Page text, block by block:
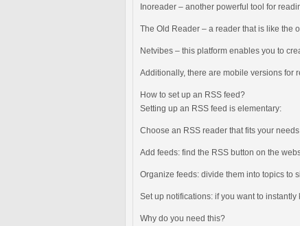
Inoreader – another powerful tool for
The Old Reader – a reader that is like the
Netvibes – this platform enables you to
Additionally, there are mobile versions for
How to set up an RSS feed?
Setting up an RSS feed is elementary:
Choose an RSS reader that fits your
Add feeds: find the RSS button on the
Organize feeds: divide them into topics to
Set up notifications: if you want to
Why do you need this?